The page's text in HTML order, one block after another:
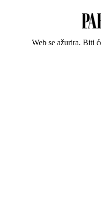
Web se ažurira. Biti